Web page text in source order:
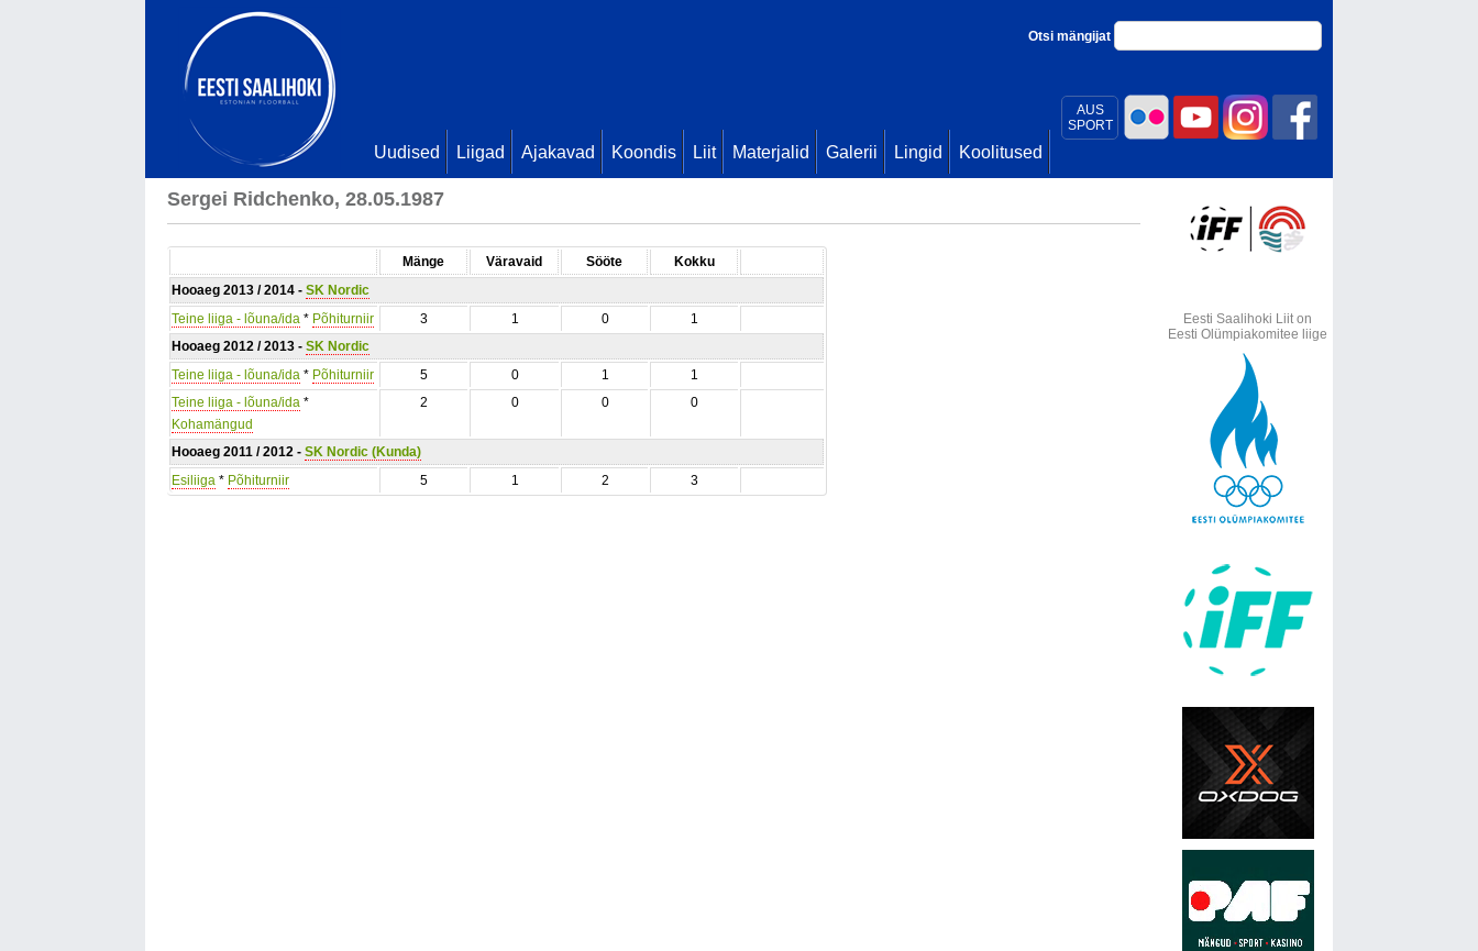
AUS
SPORT
Otsi mängijat
Uudised Liigad Ajakavad Koondis Liit Materjalid Galerii Lingid Koolitused
Sergei Ridchenko, 28.05.1987
Mänge Väravaid Sööte
Kokku
Hooaeg 2013 / 2014 - SK Nordic
Teine liiga - lõuna/ida * Põhiturniir 3 1 0
1
Hooaeg 2012 / 2013 - SK Nordic
Teine liiga - lõuna/ida * Põhiturniir 5 0 1
1
Teine liiga - lõuna/ida *
Kohamängud
2 0 0 0
Hooaeg 2011 / 2012 - SK Nordic (Kunda)
Esiliiga * Põhiturniir 5 1 2 3
Eesti Saalihoki Liit on
Eesti Olümpiakomitee liige